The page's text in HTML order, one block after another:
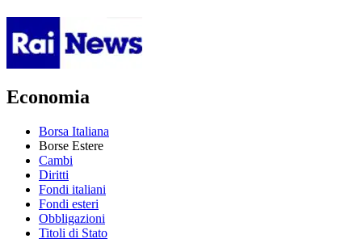
Economia
Borsa Italiana
Borse Estere
Cambi
Diritti
Fondi italiani
Fondi esteri
Obbligazioni
Titoli di Stato